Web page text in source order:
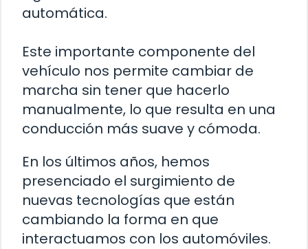
automática.
Este importante componente del
vehículo nos permite cambiar de
marcha sin tener que hacerlo
manualmente, lo que resulta en una
conducción más suave y cómoda.
En los últimos años, hemos
presenciado el surgimiento de
nuevas tecnologías que están
cambiando la forma en que
interactuamos con los automóviles.